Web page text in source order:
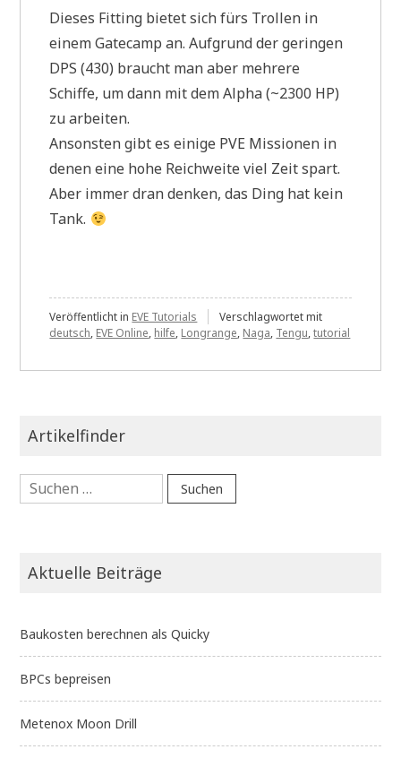
Dieses Fitting bietet sich fürs Trollen in
einem Gatecamp an. Aufgrund der geringen
DPS (430) braucht man aber mehrere
Schiffe, um dann mit dem Alpha (~2300 HP)
zu arbeiten.
Ansonsten gibt es einige PVE Missionen in
denen eine hohe Reichweite viel Zeit spart.
Aber immer dran denken, das Ding hat kein
Tank.
Veröffentlicht in EVE Tutorials
Verschlagwortet mit
deutsch, EVE Online, hilfe, Longrange, Naga, Tengu,tutorial
Artikelfinder
Suchen
nach:
Aktuelle Beiträge
Baukosten berechnen als Quicky
BPCs bepreisen
Metenox Moon Drill